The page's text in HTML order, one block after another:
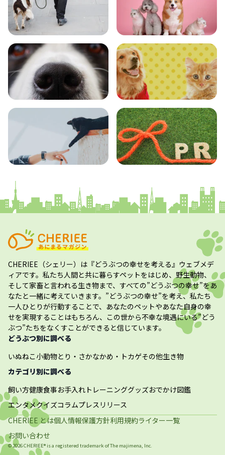
おでかけ 図鑑
エンタメ クイズ
CHERIEE（シェリー） は『どうぶつの幸せを考える』ウェブメデ
ィアです。私たち人間と共に暮らすペットをはじめ、野生動物、
そして家畜と言われる生き物まで、すべての”どうぶつの幸せ”をあ
なたと一緒に考えていきます。”どうぶつの幸せ”を考え、私たち
一人ひとりが行動することで、あなたのペットやあなた自身の幸
せを実現することはもちろん、この世から不幸な境遇にいる”どう
ぶつ”たちをなくすことができると信じています。
どうぶつ別に調べる
いぬねこ小動物とり・さかなかめ・トカゲその他生き物
カテゴリ別に調べる
飼い方健康食事お手入れ トレーニンググッズおでかけ図鑑
エンタメクイズコラムプレスリリース
CHERIEE とは個人情報保護方針利用規約ライター一覧
お問い合わせ
©2026CHERIEE® is a registered trademark of The majimena, Inc.